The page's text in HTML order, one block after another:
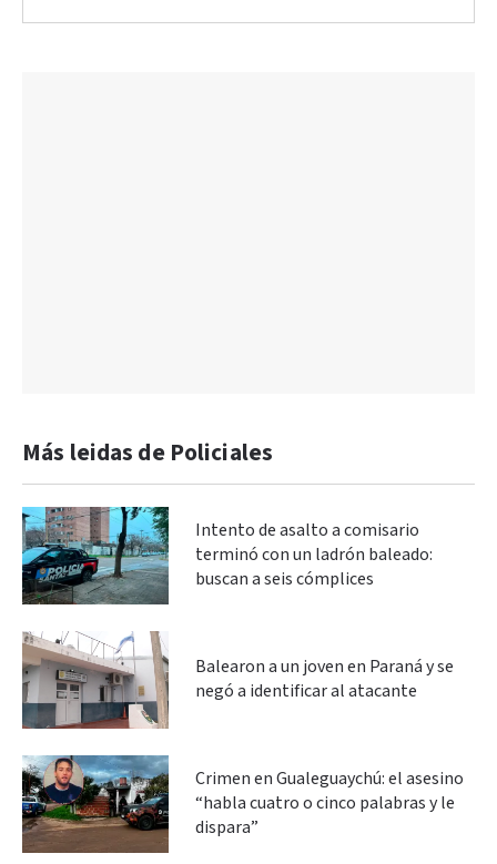
Más leidas de Policiales
Intento de asalto a comisario
terminó con un ladrón baleado:
buscan a seis cómplices
Balearon a un joven en Paraná y se
negó a identificar al atacante
Crimen en Gualeguaychú: el asesino
“habla cuatro o cinco palabras y le
dispara”